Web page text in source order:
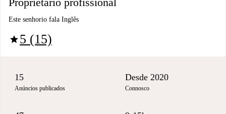
Este senhorio fala Inglês
star5 (15)
15
Anúncios publicados
Desde 2020
Connosco